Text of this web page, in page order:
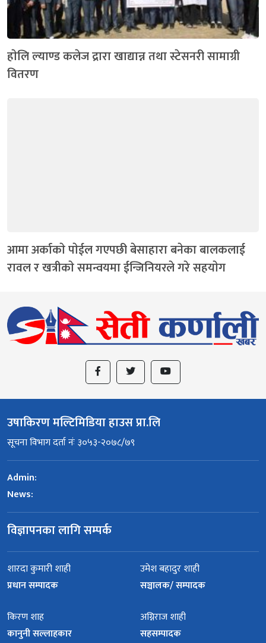
हाेलि ल्याण्ड कलेज द्रारा खाद्यान्न तथा स्टेसनरी सामाग्री
वितरण
आमा अर्काकाे पाेईल गएपछी बेसाहारा बनेका बालकलाई
रावल र खत्रीकाे समन्वयमा ईन्जिनियरले गरे सहयाेग
उषाकिरण मल्टिमिडिया हाउस प्रा.लि
सूचना विभाग दर्ता नंः ३०५३-२०७८/७९
Admin:
News:
विज्ञापनका लागि सम्पर्क
शारदा कुमारी शाही
प्रधान सम्पादक
उमेश बहादुर शाही
सञ्चालक/ सम्पादक
किरण शाह
कानुनी सल्लाहकार
अग्निराज शाही
सहसम्पादक